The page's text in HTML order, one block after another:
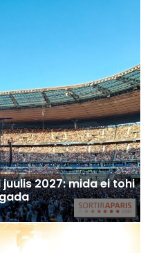
2027: mida ei tohi